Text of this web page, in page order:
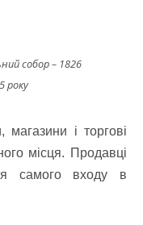
собор – 1826
року
магазини і торгові
місця. Продавці
самого входу в